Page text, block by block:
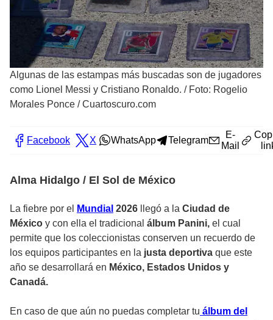
Algunas de las estampas más buscadas son de jugadores
como Lionel Messi y Cristiano Ronaldo. / Foto: Rogelio
Morales Ponce / Cuartoscuro.com
Facebook X WhatsApp Telegram
E-
Mail
Alma Hidalgo / El Sol de México
La fiebre por el Mundial 2026 llegó a la Ciudad de
México y con ella el tradicional álbum Panini, el cual
permite que los coleccionistas conserven un recuerdo de
los equipos participantes en la justa deportiva que este
año se desarrollará en México, Estados Unidos y
Canadá.
En caso de que aún no puedas completar tu álbum del